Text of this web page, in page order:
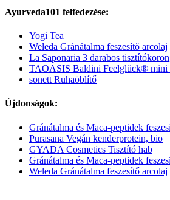
Ayurveda101 felfedezése:
Yogi Tea
Weleda Gránátalma feszesítő arcolaj
La Saponaria 3 darabos
TAOASIS Baldini Feelglück® mini
sonett Ruhaöblítő
Újdonságok:
Gránátalma és Maca-peptidek
Purasana Vegán kenderprotein, bio
GYADA Cosmetics Tisztító hab
Gránátalma és Maca-peptidek
Weleda Gránátalma feszesítő arcolaj